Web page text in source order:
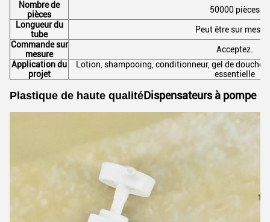
Nombre de
pièces
50000 pièces
Longueur du
tube
Peut être sur
Commande sur
mesure
Acceptez.
Application du
projet
Lotion, shampooing, conditionneur, gel de
essentielle
Plastique de haute qualitéDispensateurs à pompe